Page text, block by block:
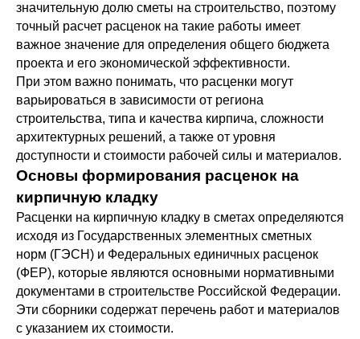
значительную долю сметы на строительство, поэтому
точный расчет расценок на такие работы имеет
важное значение для определения общего бюджета
проекта и его экономической эффективности.
При этом важно понимать, что расценки могут
варьироваться в зависимости от региона
строительства, типа и качества кирпича, сложности
архитектурных решений, а также от уровня
доступности и стоимости рабочей силы и материалов.
Основы формирования расценок на
кирпичную кладку
Расценки на кирпичную кладку в сметах определяются
исходя из Государственных элементных сметных
норм (ГЭСН) и Федеральных единичных расценок
(ФЕР), которые являются основными нормативными
документами в строительстве Российской Федерации.
Эти сборники содержат перечень работ и материалов
с указанием их стоимости.